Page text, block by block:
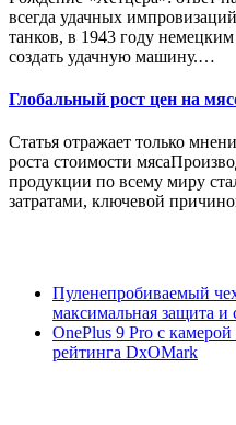
всегда удачных
танков, в 1943 году
создать удачную машину.…
Глобальный рост цен на
Статья отражает только
роста стоимости
продукции по всему миру
затратами, ключевой
Пуленепробиваемый
максимальная защита и
OnePlus 9 Pro с
рейтинга DxOMark